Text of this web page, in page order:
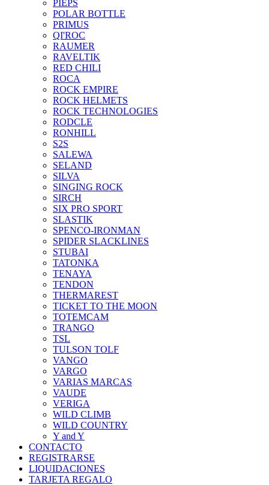
PIEPS
POLAR BOTTLE
PRIMUS
QI'ROC
RAUMER
RAVELTIK
RED CHILI
ROCA
ROCK EMPIRE
ROCK HELMETS
ROCK TECHNOLOGIES
RODCLE
RONHILL
S2S
SALEWA
SELAND
SILVA
SINGING ROCK
SIRCH
SIX PRO SPORT
SLASTIK
SPENCO-IRONMAN
SPIDER SLACKLINES
STUBAI
TATONKA
TENAYA
TENDON
THERMAREST
TICKET TO THE MOON
TOTEMCAM
TRANGO
TSL
TULSON TOLF
VANGO
VARGO
VARIAS MARCAS
VAUDE
VERIGA
WILD CLIMB
WILD COUNTRY
Y and Y
CONTACTO
REGISTRARSE
LIQUIDACIONES
TARJETA REGALO